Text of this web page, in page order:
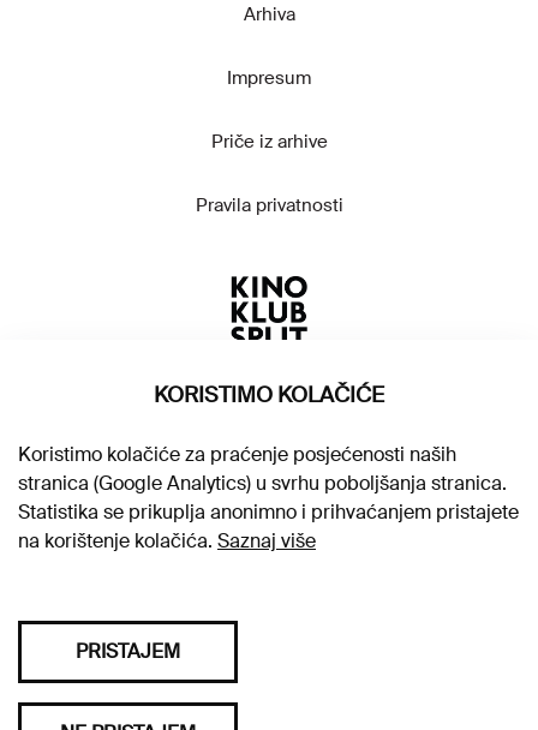
Arhiva
Impresum
Priče iz arhive
Pravila privatnosti
KORISTIMO KOLAČIĆE
Koristimo kolačiće za praćenje posjećenosti naših
stranica (Google Analytics) u svrhu poboljšanja stranica.
Statistika se prikuplja anonimno i prihvaćanjem pristajete
na korištenje kolačića. Saznaj više
PRISTAJEM